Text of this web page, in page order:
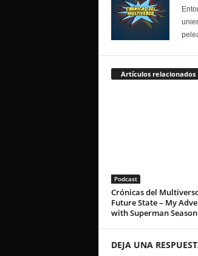
Artículos relacionados
Podcast
Crónicas del
Future State – My
with Superman
DEJA UNA